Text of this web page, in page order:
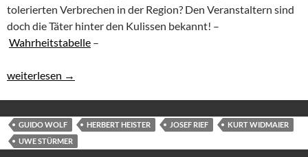
tolerierten Verbrechen in der Region? Den Veranstaltern sind
doch die Täter hinter den Kulissen bekannt! –
Wahrheitstabelle –
Zeigen sich Risse in der Oberschwabenschau?
weiterlesen →
GUIDO WOLF HERBERT HEISTER JOSEF RIEF
KURT WIDMAIER
UWE STÜRMER